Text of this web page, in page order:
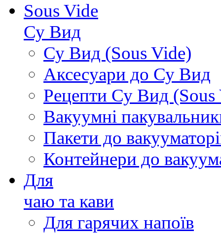
Sous Vide
Су Вид
Су Вид (Sous Vide)
Аксесуари до Су Вид
Рецепти Су Вид (Sous
Вакуумні
Пакети до
Контейнери до
Для
чаю та кави
Для гарячих напоїв